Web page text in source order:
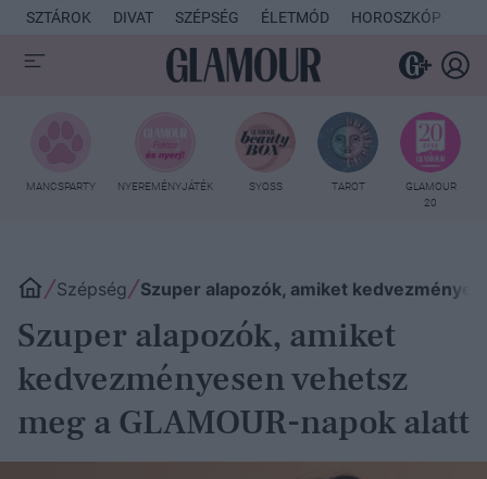
SZTÁROK DIVAT SZÉPSÉG ÉLETMÓD HOROSZKÓP
MANCSPARTY NYEREMÉNYJÁTÉK SYOSS TAROT
GLAMOUR
20
Szépség Szuper alapozók, amiket
Szuper alapozók, amiket
kedvezményesen vehetsz
meg a GLAMOUR-napok alatt